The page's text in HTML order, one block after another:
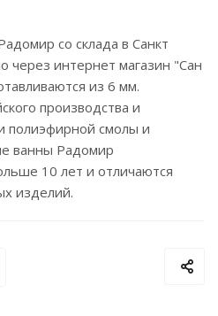
со склада в Санкт
через интернет магазин "Сан
из 6 мм.
производства и
полиэфирной смолы и
ванны Радомир
10 лет и отличаются
изделий.